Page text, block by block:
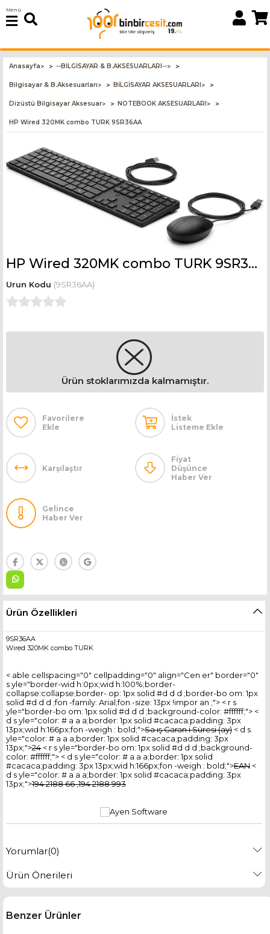
Menü
Anasayfa> --BİLGİSAYAR & B.AKSESUARLARI-->
Bilgisayar & B.Aksesuarları> BİLGİSAYAR AKSESUARLARI>
Dizüstü Bilgisayar Aksesuar> NOTEBOOK AKSESUARLARI>
HP Wired 320MK combo TURK 9SR36AA
HP Wired 320MK combo TURK 9SR36AA
(9SR36AA)
Ürün stoklarımızda kalmamıştır.
Favorilere
Ekle
İstek
Listeme Ekle
Karşılaştır
Fiyat
Düşünce
Haber Ver
Gelince
Haber Ver
Ürün Özellikleri
9SR36AA
Wired 320MK combo TURK
< able cellspacing="0" cellpadding="0" align="Cen er" border="0"
s yle="border-wid h:0px;wid h:100%;border-
collapse:collapse;border- op: 1px solid #d d d ;border-bo om: 1px
solid #d d d ;fon -family: Arial;fon -size: 13px !impor an ;"> < r s
yle="border-bo om: 1px solid #d d d ;background-color: #ffffff;"> <
d s yle="color: # a a a;border: 1px solid #cacaca;padding: 3px
13px;wid h:166px;fon -weigh : bold;">Sa ış Garan i Süresi (ay) < d s
yle="color: # a a a;border: 1px solid #cacaca;padding: 3px
13px;">24 < r s yle="border-bo om: 1px solid #d d d ;background-
color: #ffffff;"> < d s yle="color: # a a a;border: 1px solid
#cacaca;padding: 3px 13px;wid h:166px;fon -weigh : bold;">EAN <
d s yle="color: # a a a;border: 1px solid #cacaca;padding: 3px
13px;">194 2188 66 ,194 2188 993
Yorumlar(0)
Ürün Önerileri
Benzer Ürünler